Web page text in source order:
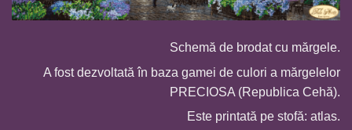
Schemă de brodat cu mărgele.
A fost dezvoltată în baza gamei de culori a mărgelelor
PRECIOSA (Republica Cehă).
Este printată pe stofă: atlas.